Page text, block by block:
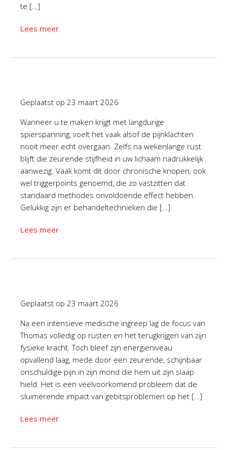
te […]
Lees meer
Geplaatst op 23 maart 2026
Wanneer u te maken krijgt met langdurige
spierspanning, voelt het vaak alsof de pijnklachten
nooit meer echt overgaan. Zelfs na wekenlange rust
blijft die zeurende stijfheid in uw lichaam nadrukkelijk
aanwezig. Vaak komt dit door chronische knopen, ook
wel triggerpoints genoemd, die zo vastzitten dat
standaard methodes onvoldoende effect hebben.
Gelukkig zijn er behandeltechnieken die […]
Lees meer
Geplaatst op 23 maart 2026
Na een intensieve medische ingreep lag de focus van
Thomas volledig op rusten en het terugkrijgen van zijn
fysieke kracht. Toch bleef zijn energieniveau
opvallend laag, mede door een zeurende, schijnbaar
onschuldige pijn in zijn mond die hem uit zijn slaap
hield. Het is een veelvoorkomend probleem dat de
sluimerende impact van gebitsproblemen op het […]
Lees meer